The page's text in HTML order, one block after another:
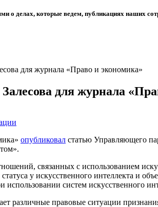
о делах, которые ведем, публикациях наших
для журнала «Право и экономика»
для журнала
опубликовал статью Управляющего
связанных с использованием
у искусственного интеллекта и
использовании систем искусственного
различные правовые ситуации